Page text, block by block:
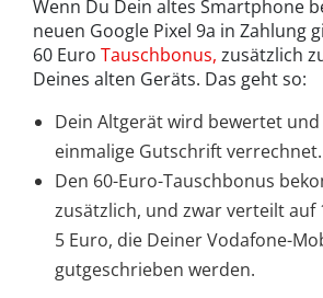
Wenn Du Dein altes Smartphone
neuen Google Pixel 9a in Zahlung
60 Euro Tauschbonus, zusätzlich
Deines alten Geräts. Das geht so:
Dein Altgerät wird bewertet
einmalige Gutschrift verrechnet.
Den 60-Euro-Tauschbonus
zusätzlich, und zwar verteilt auf
5 Euro, die Deiner Vodafone-
gutgeschrieben werden.